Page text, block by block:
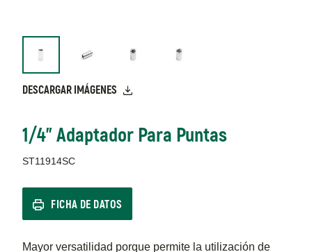
DESCARGAR IMÁGENES
1/4" Adaptador Para Puntas
ST11914SC
FICHA DE DATOS
Mayor versatilidad porque permite la utilización de